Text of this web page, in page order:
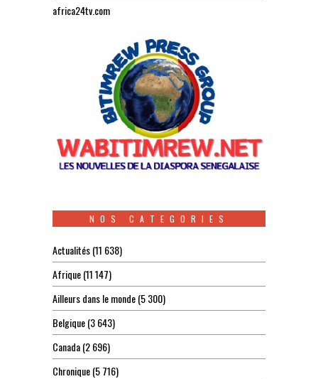
africa24tv.com
NOS CATEGORIES
Actualités(11 638)
Afrique(11 147)
Ailleurs dans le monde(5 300)
Belgique(3 643)
Canada(2 696)
Chronique(5 716)